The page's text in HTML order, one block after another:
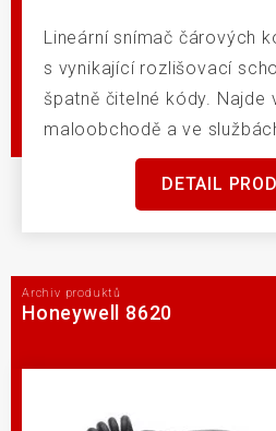
Lineární snímač čárových
s vynikající rozlišovací
špatně čitelné kódy. Najde
maloobchodě a ve
DETAIL
Archiv produktů
Honeywell 8620